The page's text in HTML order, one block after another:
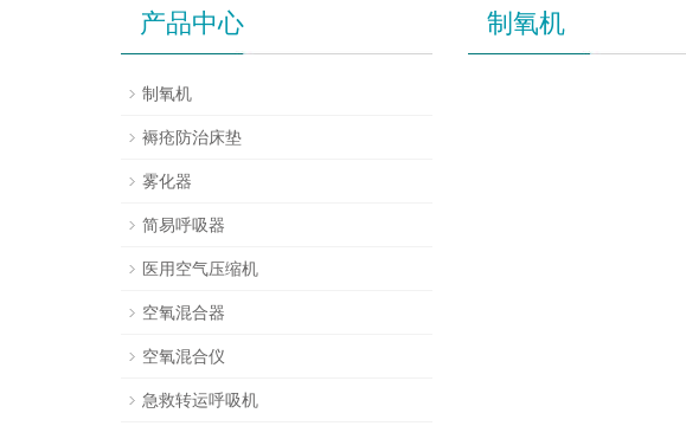
制氧机
产品中心
制氧机
褥疮防治床垫
雾化器
简易呼吸器
医用空气压缩机
空氧混合器
空氧混合仪
急救转运呼吸机